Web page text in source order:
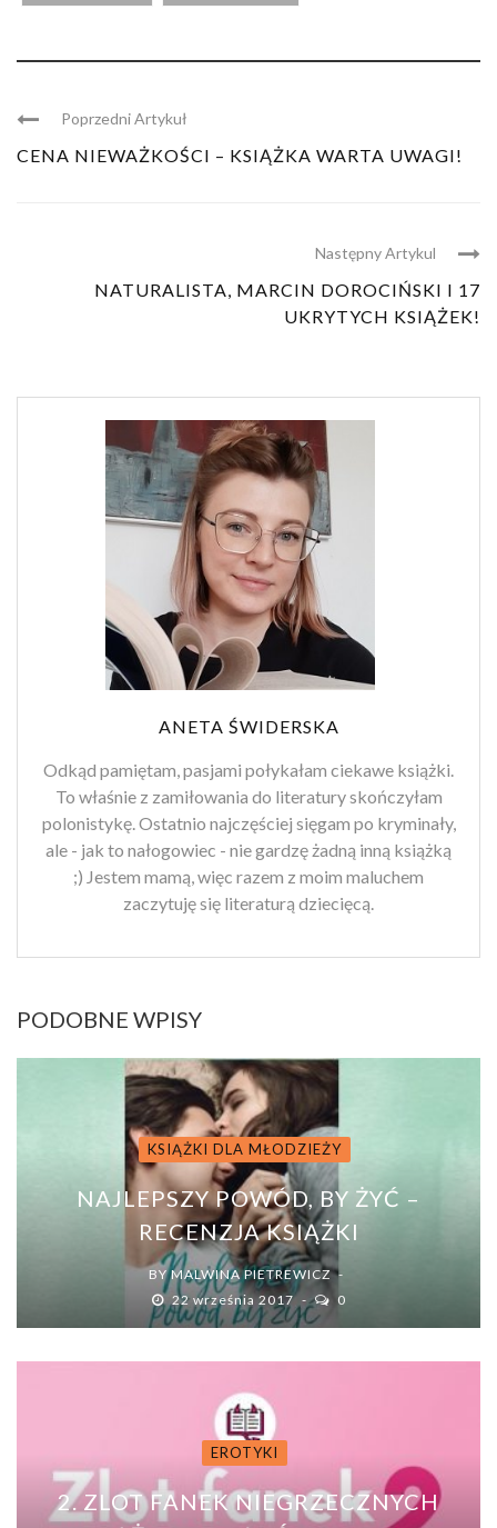
Poprzedni Artykuł
CENA NIEWAŻKOŚCI – KSIĄŻKA WARTA UWAGI!
Następny Artykul
NATURALISTA, MARCIN DOROCIŃSKI I 17
UKRYTYCH KSIĄŻEK!
ANETA ŚWIDERSKA
Odkąd pamiętam, pasjami połykałam ciekawe książki.
To właśnie z zamiłowania do literatury skończyłam
polonistykę. Ostatnio najczęściej sięgam po kryminały,
ale - jak to nałogowiec - nie gardzę żadną inną książką
;) Jestem mamą, więc razem z moim maluchem
zaczytuję się literaturą dziecięcą.
PODOBNE WPISY
KSIĄŻKI DLA MŁODZIEŻY
NAJLEPSZY POWÓD, BY ŻYĆ –
RECENZJA KSIĄŻKI
BYMALWINA PIETREWICZ
22 września 2017
0
EROTYKI
2. ZLOT FANEK NIEGRZECZNYCH